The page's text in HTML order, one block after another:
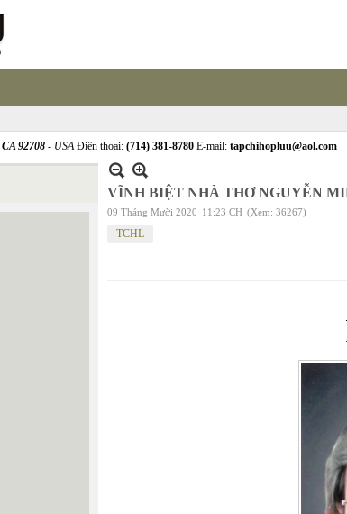
CA 92708 - USAĐiện thoại: (714) 381-8780 E-mail: tapchihopluu@aol.com
VĨNH BIỆT NHÀ THƠ NGUYỄN
09 Tháng Mười 2020 11:23 CH (Xem: 36267)
TCHL